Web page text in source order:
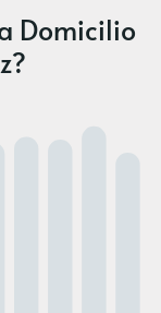
Domicilio